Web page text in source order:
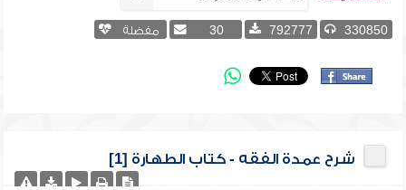
330850
792777
30 مفضلة
شرح عمدة الفقه - كتاب الطهارة [1]